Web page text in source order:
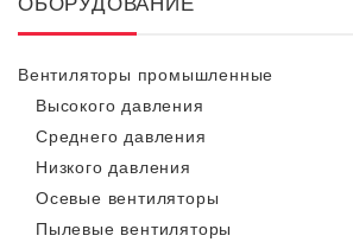
Вентиляторы промышленные
Высокого давления
Среднего давления
Низкого давления
Осевые вентиляторы
Пылевые вентиляторы